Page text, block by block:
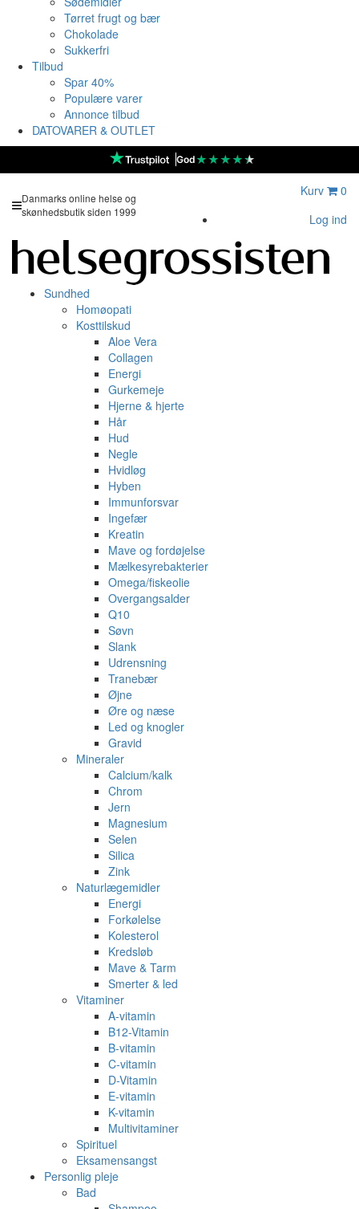
Tørret frugt og bær
Chokolade
Sukkerfri
Tilbud
Spar 40%
Populære varer
Annonce tilbud
DATOVARER & OUTLET
God★★★★★
Danmarks online helse og
skønhedsbutik siden 1999
Kurv
0
Log ind
Sundhed
Homøopati
Kosttilskud
Aloe Vera
Collagen
Energi
Gurkemeje
Hjerne & hjerte
Hår
Hud
Negle
Hvidløg
Hyben
Immunforsvar
Ingefær
Kreatin
Mave og fordøjelse
Mælkesyrebakterier
Omega/fiskeolie
Overgangsalder
Q10
Søvn
Slank
Udrensning
Tranebær
Øjne
Øre og næse
Led og knogler
Gravid
Mineraler
Calcium/kalk
Chrom
Jern
Magnesium
Selen
Silica
Zink
Naturlægemidler
Energi
Forkølelse
Kolesterol
Kredsløb
Mave & Tarm
Smerter & led
Vitaminer
A-vitamin
B12-Vitamin
B-vitamin
C-vitamin
D-Vitamin
E-vitamin
K-vitamin
Multivitaminer
Spirituel
Eksamensangst
Personlig pleje
Bad